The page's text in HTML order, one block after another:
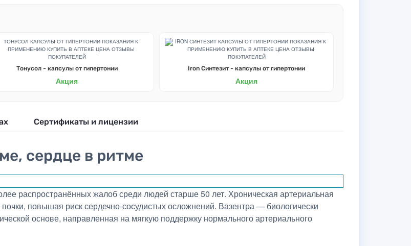
Тонусол - капсулы от гипертонии
Акция
Iron Синтезит - капсулы от гипертонии
Акция
Сертификаты и лицензии
сердце в ритме
распространённых жалоб среди людей старше 50 лет. Хроническая артериальная
почки, повышая риск сердечно-сосудистых осложнений. Вазентра — биологически
основе, направленная на мягкую поддержку нормального артериального